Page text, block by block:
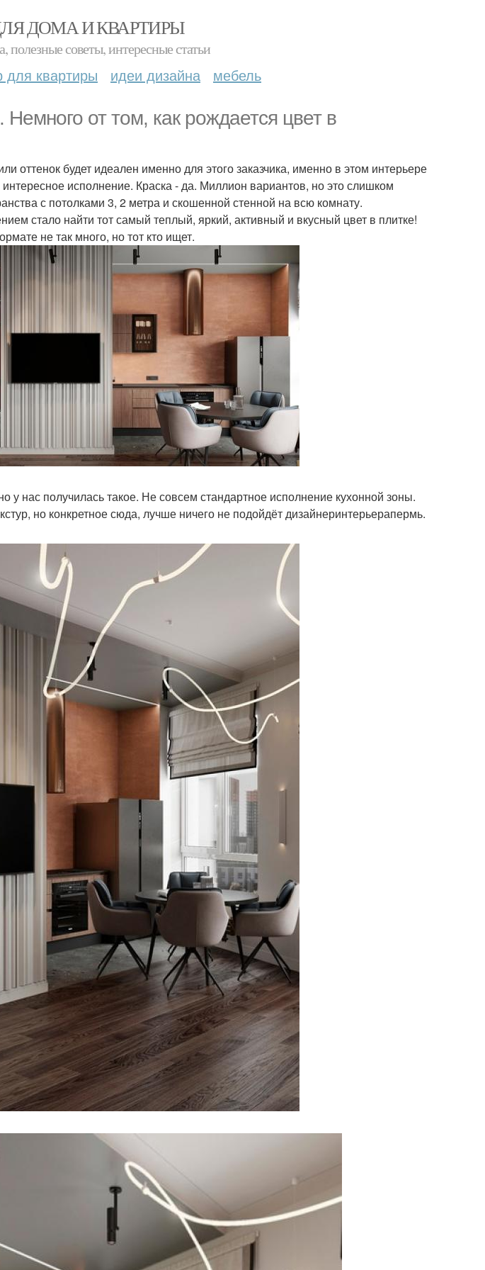
ДОМА И КВАРТИРЫ
полезные советы, интересные статьи
для квартиры идеи дизайна мебель
Немного от том, как рождается цвет в
оттенок будет идеален именно для этого заказчика, именно в этом интерьере
исполнение. Краска - да. Миллион вариантов, но это слишком
с потолками 3, 2 метра и скошенной стенной на всю комнату.
стало найти тот самый теплый, яркий, активный и вкусный цвет в плитке!
не так много, но тот кто ищет.
у нас получилась такое. Не совсем стандартное исполнение кухонной зоны.
но конкретное сюда, лучше ничего не подойдёт дизайнеринтерьерапермь.